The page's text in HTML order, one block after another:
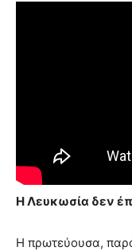
Η Λευκωσία δεν
Η πρωτεύουσα,